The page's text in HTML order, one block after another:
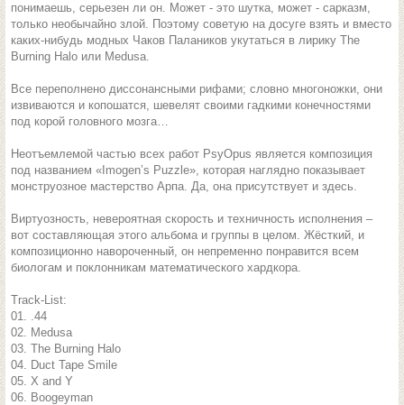
понимаешь, серьезен ли он. Может - это шутка, может - сарказм,
только необычайно злой. Поэтому советую на досуге взять и вместо
каких-нибудь модных Чаков Палаников укутаться в лирику The
Burning Halo или Medusa.
Все переполнено диссонансными рифами; словно многоножки, они
извиваются и копошатся, шевелят своими гадкими конечностями
под корой головного мозга…
Неотъемлемой частью всех работ PsyOpus является композиция
под названием «Imogen’s Puzzle», которая наглядно показывает
монструозное мастерство Арпа. Да, она присутствует и здесь.
Виртуозность, невероятная скорость и техничность исполнения –
вот составляющая этого альбома и группы в целом. Жёсткий, и
композиционно навороченный, он непременно понравится всем
биологам и поклонникам математического хардкора.
Track-List:
01. .44
02. Medusa
03. The Burning Halo
04. Duct Tape Smile
05. X and Y
06. Boogeyman